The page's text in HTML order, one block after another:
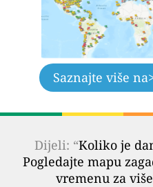
Saznajte više na
Dijeli: “Koliko je
Pogledajte mapu
vremenu za